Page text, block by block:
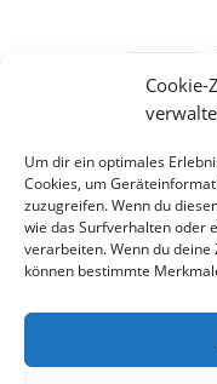
Cookie-
Um dir ein optimales
Cookies, um
zuzugreifen. Wenn du
wie das Surfverhalten oder
verarbeiten. Wenn du
können bestimmte